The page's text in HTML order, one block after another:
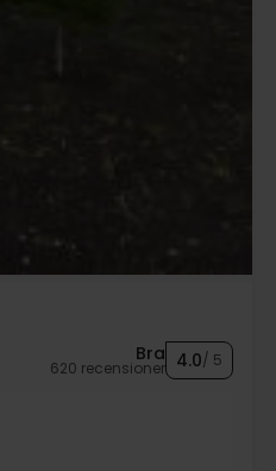
Bra
620 recensioner 4.0/ 5